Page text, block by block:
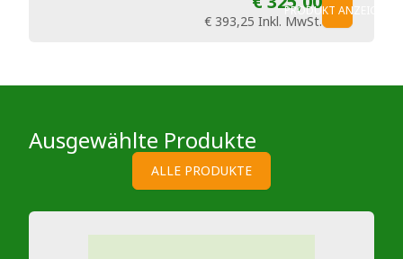
€ 393,25 Inkl. MwSt.
PRODUKT ANZEIGEN
Ausgewählte Produkte
ALLE PRODUKTE